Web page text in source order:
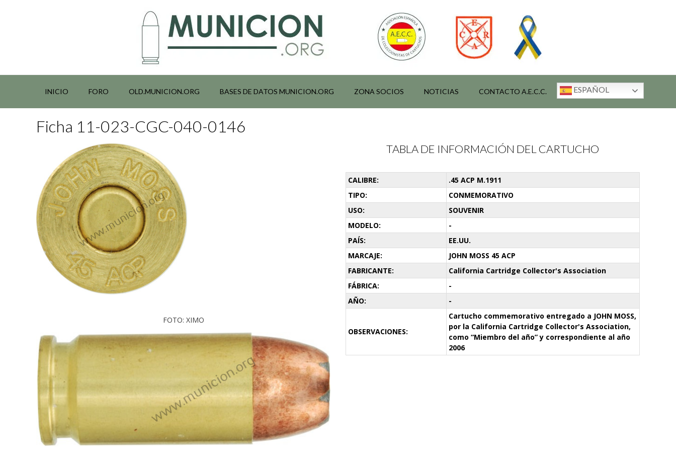
INICIO FORO OLD.MUNICION.ORG BASES DE DATOS MUNICION.ORG ZONA SOCIOS NOTICIAS CONTACTO A.E.C.C. ESPAÑOL
Ficha 11-023-CGC-040-0146
FOTO: XIMO
TABLA DE INFORMACIÓN DEL CARTUCHO
CALIBRE:
.45 ACP M.1911
TIPO:
CONMEMORATIVO
USO:
SOUVENIR
MODELO:
-
PAÍS:
EE.UU.
MARCAJE:
JOHN MOSS 45 ACP
FABRICANTE:
California Cartridge Collector's Association
FÁBRICA:
-
AÑO:
-
OBSERVACIONES:
Cartucho commemorativo entregado a JOHN MOSS,
por la California Cartridge Collector's Association,
como “Miembro del año” y correspondiente al año
2006